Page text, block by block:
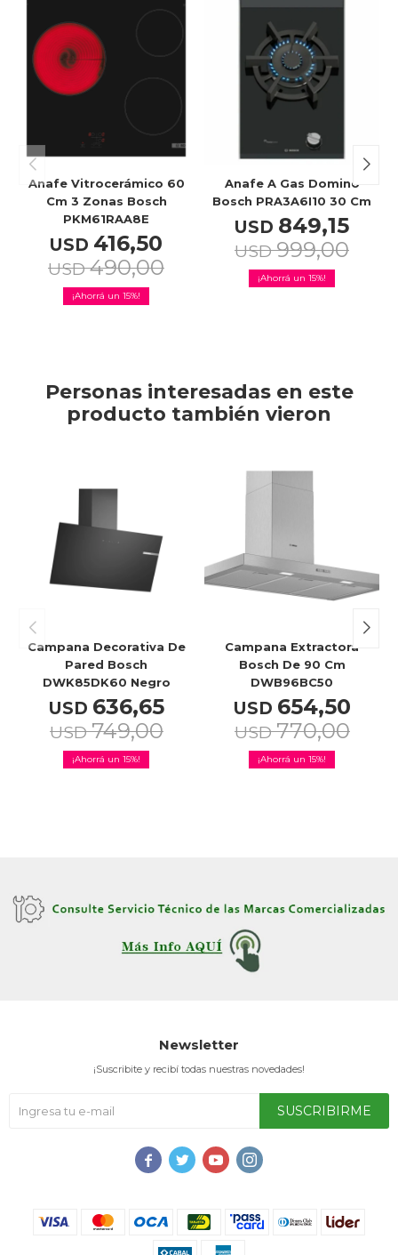
Anafe Vitrocerámico 60
Cm 3 Zonas Bosch
PKM61RAA8E
USD 416,50
USD 490,00
15
Anafe A Gas Dominó
Bosch PRA3A6I10 30 Cm
USD 849,15
USD 999,00
15
Personas interesadas en este
producto también vieron
Campana Decorativa De
Pared Bosch
DWK85DK60 Negro
USD 636,65
USD 749,00
15
Campana Extractora
Bosch De 90 Cm
DWB96BC50
USD 654,50
USD 770,00
15
Newsletter
¡Suscribite y recibí todas nuestras novedades!
SUSCRIBIRME
   